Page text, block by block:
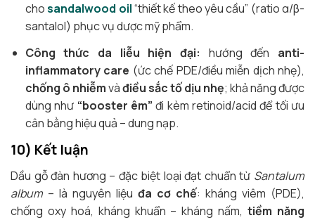
chosandalwood oil“thiết kế theo yêu cầu” (ratio α/β-
santalol) phục vụ dược mỹ phẩm.
Công thức da liễu hiện đại: hướng đến anti-
inflammatory care (ức chế PDE/điều miễn dịch nhẹ),
chống ô nhiễmvàđiều sắc tố dịu nhẹ; khả năng được
dùng như “booster êm” đi kèm retinoid/acid để tối ưu
cân bằng hiệu quả – dung nạp.
10) Kết luận
Dầu gỗ đàn hương – đặc biệt loại đạt chuẩn từ Santalum
album– là nguyên liệu đa cơ chế: kháng viêm (PDE),
chống oxy hoá, kháng khuẩn – kháng nấm,tiềm năng